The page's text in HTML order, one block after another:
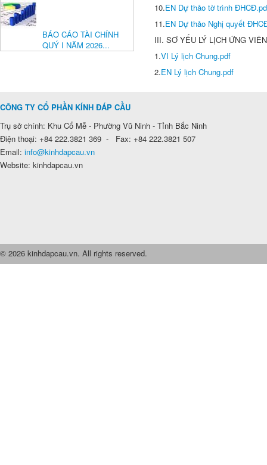
BÁO CÁO TÀI CHÍNH
QUÝ I NĂM 2026...
10.EN Dự thảo tờ trình
11.EN Dự thảo Nghị quyết
III. SƠ YẾU LÝ LỊCH ỨNG
1.VI Lý lịch Chung.pdf
2.EN Lý lịch Chung.pdf
CÔNG TY CỔ PHẦN KÍNH ĐÁP CẦU
Trụ sở chính: Khu Cổ Mễ - Phường Vũ Ninh - Tỉnh Bắc Ninh
Điện thoại: +84 222.3821 369 - Fax: +84 222.3821 507
Email: info@kinhdapcau.vn
Website: kinhdapcau.vn
© 2026 kinhdapcau.vn. All rights reserved.